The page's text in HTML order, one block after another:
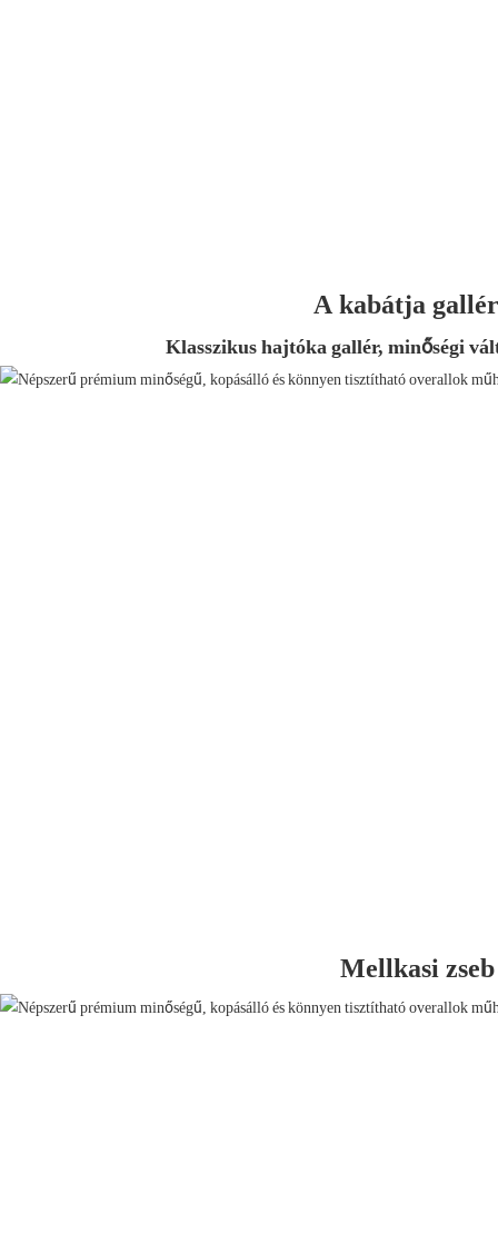
A kabátja
Klasszikus hajtóka gallér, minőségi
Mellkasi zseb